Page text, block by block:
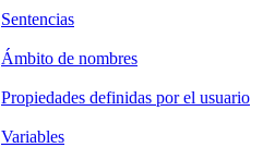
Sentencias
Ámbito de nombres
Propiedades definidas por el usuario
Variables